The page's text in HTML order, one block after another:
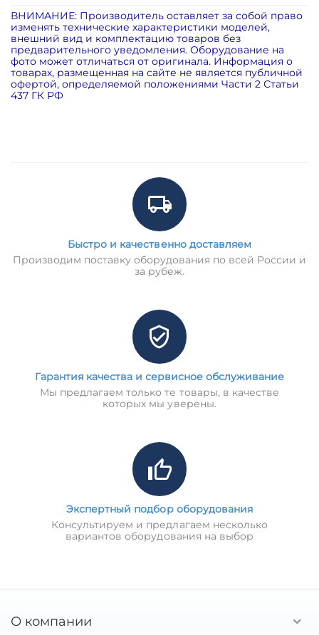
ВНИМАНИЕ: Производитель оставляет за собой право
изменять технические характеристики моделей,
внешний вид и комплектацию товаров без
предварительного уведомления. Оборудование на
фото может отличаться от оригинала. Информация о
товарах, размещенная на сайте не является публичной
офертой, определяемой положениями Части 2 Статьи
437 ГК РФ
Быстро и качественно доставляем
Производим поставку оборудования по всей России и
за рубеж.
Гарантия качества и сервисное обслуживание
Мы предлагаем только те товары, в качестве
которых мы уверены.
Экспертный подбор оборудования
Консультируем и предлагаем несколько
вариантов оборудования на выбор
О компании